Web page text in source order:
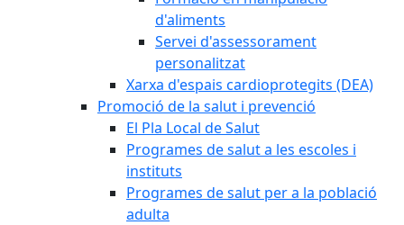
d'aliments
Servei d'assessorament
personalitzat
Xarxa d'espais cardioprotegits (DEA)
Promoció de la salut i prevenció
El Pla Local de Salut
Programes de salut a les escoles i
instituts
Programes de salut per a la població
adulta